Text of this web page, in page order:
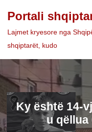
Skip
to
Portali
Lajmet kryesore nga
shqiptarët, kudo
Ky është 14-
u qëllua